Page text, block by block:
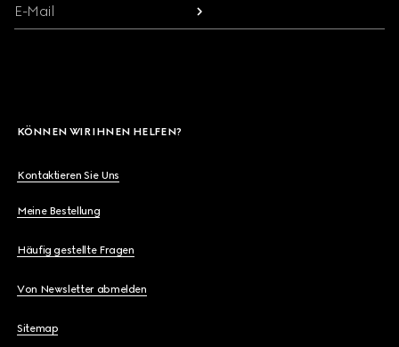
E-Mail
KÖNNEN WIR IHNEN HELFEN?
Kontaktieren Sie Uns
Meine Bestellung
Häufig gestellte Fragen
Von Newsletter abmelden
Sitemap